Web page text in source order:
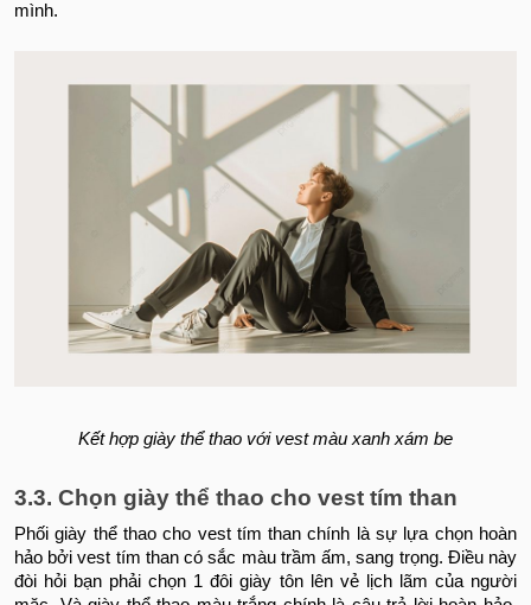
mình.
Kết hợp giày thể thao với vest màu xanh xám be
3.3. Chọn giày thể thao cho vest tím than
Phối giày thể thao cho vest tím than chính là sự lựa chọn hoàn
hảo bởi vest tím than có sắc màu trầm ấm, sang trọng. Điều này
đòi hỏi bạn phải chọn 1 đôi giày tôn lên vẻ lịch lãm của người